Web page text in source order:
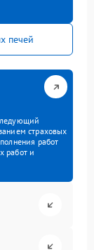
печей
страховых
работ
работ и